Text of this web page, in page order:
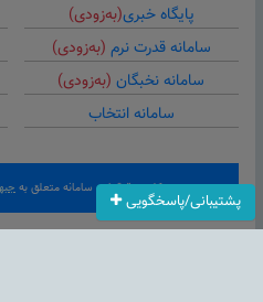
پشتیبانی/پاسخگویی
پایگاه خبری(به‌زودی)
سامانه قدرت نرم (به‌زودی)
سامانه نخبگان (به‌زودی)
سامانه انتخاب
کلیه حقوق این سامانه متعلق به